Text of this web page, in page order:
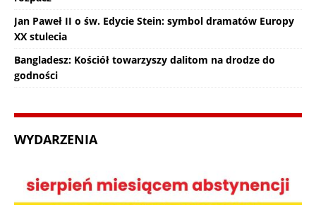
Jan Paweł II o św. Edycie Stein: symbol dramatów Europy
XX stulecia
Bangladesz: Kościół towarzyszy dalitom na drodze do
godności
WYDARZENIA